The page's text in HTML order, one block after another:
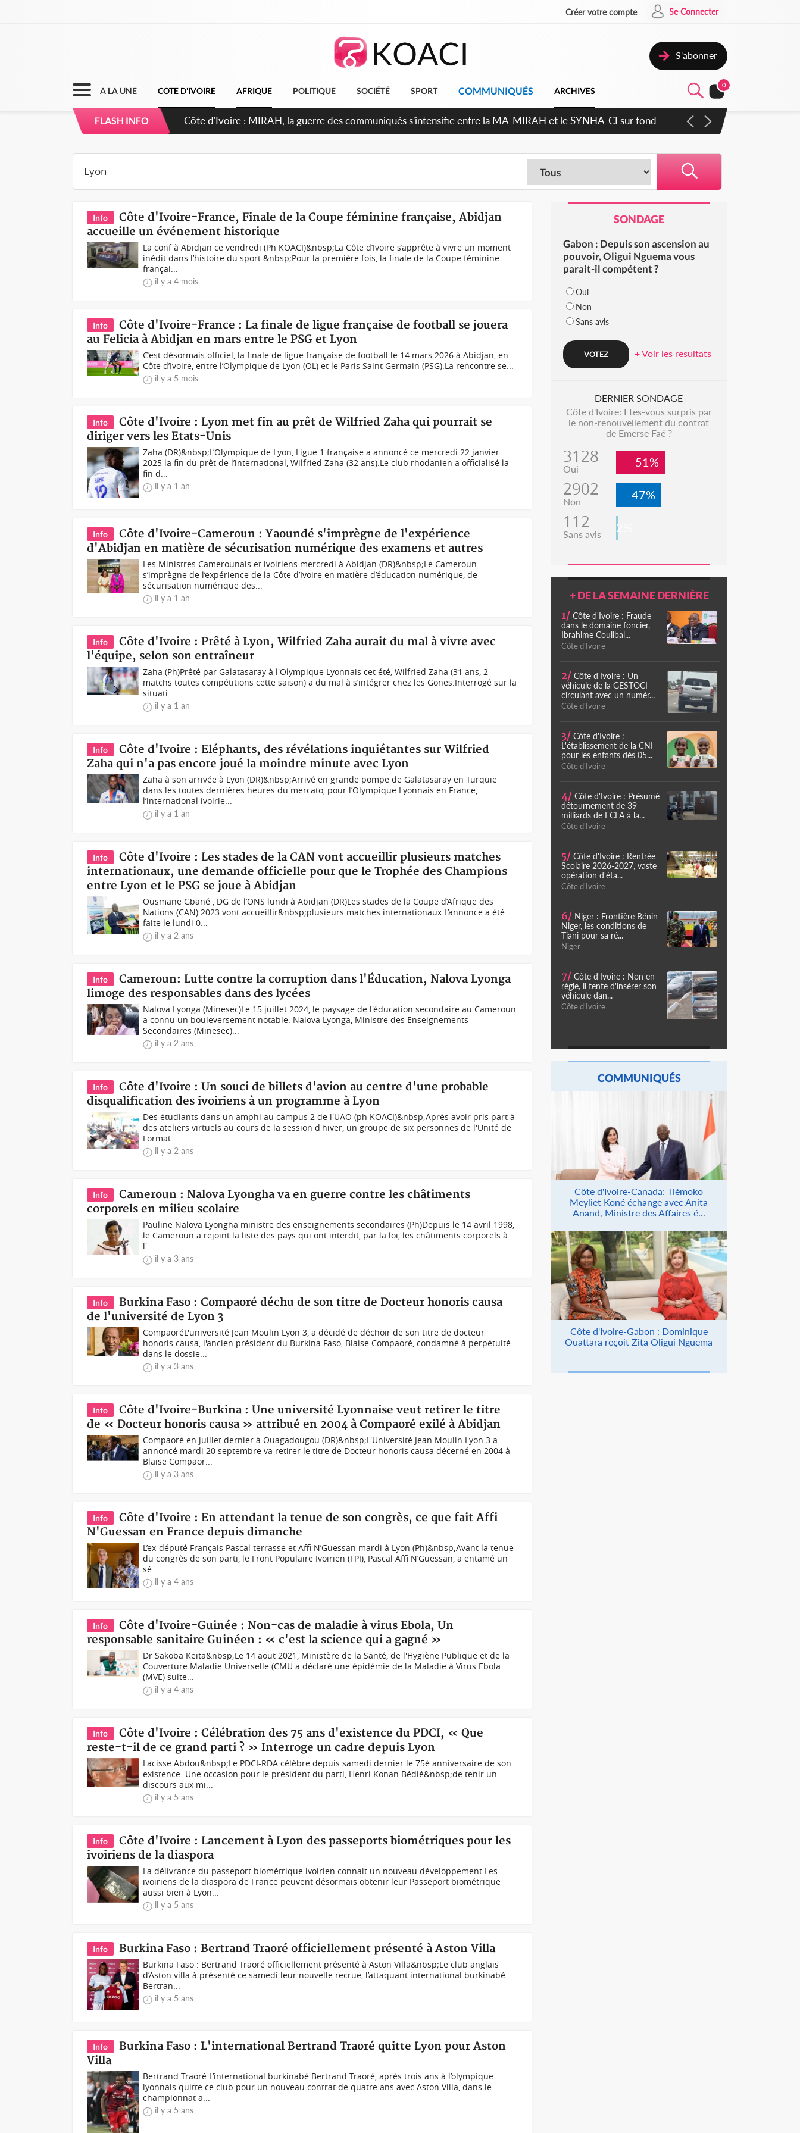
Créer votre compte Se Connecter
S'abonner
A LA UNE COTE D'IVOIRE AFRIQUE POLITIQUE SOCIÉTÉ SPORT COMMUNIQUÉS ARCHIVES
0
FLASH INFO Côte d'Ivoire : Indépendance 2026, Thiam plaide pour un environnement démocratique plus apaisé
Info
Côte d'Ivoire-France, Finale de la Coupe féminine française, Abidjan
accueille un événement historique
La conf à Abidjan ce vendredi (Ph KOACI)&nbsp;La Côte d’Ivoire s’apprête à vivre un moment
inédit dans l’histoire du sport.&nbsp;Pour la première fois, la finale de la Coupe féminine
françai...
il y a 4 mois
Info
Côte d'Ivoire-France : La finale de ligue française de football se jouera
au Felicia à Abidjan en mars entre le PSG et Lyon
C’est désormais officiel, la finale de ligue française de football le 14 mars 2026 à Abidjan, en
Côte d’Ivoire, entre l’Olympique de Lyon (OL) et le Paris Saint Germain (PSG).La rencontre se...
il y a 5 mois
Info
Côte d'Ivoire : Lyon met fin au prêt de Wilfried Zaha qui pourrait se
diriger vers les Etats-Unis
Zaha (DR)&nbsp;L’Olympique de Lyon, Ligue 1 française a annoncé ce mercredi 22 janvier
2025 la fin du prêt de l’international, Wilfried Zaha (32 ans).Le club rhodanien a officialisé la
fin d...
il y a 1 an
Info
Côte d'Ivoire-Cameroun : Yaoundé s'imprègne de l'expérience
d'Abidjan en matière de sécurisation numérique des examens et autres
Les Ministres Camerounais et ivoiriens mercredi à Abidjan (DR)&nbsp;Le Cameroun
s’imprègne de l’expérience de la Côte d’Ivoire en matière d’éducation numérique, de
sécurisation numérique des...
il y a 1 an
Info
Côte d'Ivoire : Prêté à Lyon, Wilfried Zaha aurait du mal à vivre avec
l'équipe, selon son entraîneur
Zaha (Ph)Prêté par Galatasaray à l'Olympique Lyonnais cet été, Wilfried Zaha (31 ans, 2
matchs toutes compétitions cette saison) a du mal à s’intégrer chez les Gones.Interrogé sur la
situati...
il y a 1 an
Info
Côte d'Ivoire : Eléphants, des révélations inquiétantes sur Wilfried
Zaha qui n'a pas encore joué la moindre minute avec Lyon
Zaha à son arrivée à Lyon (DR)&nbsp;Arrivé en grande pompe de Galatasaray en Turquie
dans les toutes dernières heures du mercato, pour l’Olympique Lyonnais en France,
l’international ivoirie...
il y a 1 an
Info
Côte d'Ivoire : Les stades de la CAN vont accueillir plusieurs matches
internationaux, une demande officielle pour que le Trophée des Champions
entre Lyon et le PSG se joue à Abidjan
Ousmane Gbané , DG de l’ONS lundi à Abidjan (DR)Les stades de la Coupe d’Afrique des
Nations (CAN) 2023 vont accueillir&nbsp;plusieurs matches internationaux.L’annonce a été
faite le lundi 0...
il y a 2 ans
Info
Cameroun: Lutte contre la corruption dans l'Éducation, Nalova Lyonga
limoge des responsables dans des lycées
Nalova Lyonga (Minesec)Le 15 juillet 2024, le paysage de l'éducation secondaire au Cameroun
a connu un bouleversement notable. Nalova Lyonga, Ministre des Enseignements
Secondaires (Minesec)...
il y a 2 ans
Info
Côte d'Ivoire : Un souci de billets d'avion au centre d'une probable
disqualification des ivoiriens à un programme à Lyon
Des étudiants dans un amphi au campus 2 de l'UAO (ph KOACI)&nbsp;Après avoir pris part à
des ateliers virtuels au cours de la session d'hiver, un groupe de six personnes de l'Unité de
Format...
il y a 2 ans
Info
Cameroun : Nalova Lyongha va en guerre contre les châtiments
corporels en milieu scolaire
Pauline Nalova Lyongha ministre des enseignements secondaires (Ph)Depuis le 14 avril 1998,
le Cameroun a rejoint la liste des pays qui ont interdit, par la loi, les châtiments corporels à
l'...
il y a 3 ans
Info
Burkina Faso : Compaoré déchu de son titre de Docteur honoris causa
de l'université de Lyon 3
Compaoré L'université Jean Moulin Lyon 3, a décidé de déchoir de son titre de docteur
honoris causa, l'ancien président du Burkina Faso, Blaise Compaoré, condamné à perpétuité
dans le dossie...
il y a 3 ans
Info
Côte d'Ivoire-Burkina : Une université Lyonnaise veut retirer le titre
de « Docteur honoris causa » attribué en 2004 à Compaoré exilé à Abidjan
Compaoré en juillet dernier à Ouagadougou (DR)&nbsp;L'Université Jean Moulin Lyon 3 a
annoncé mardi 20 septembre va retirer le titre de Docteur honoris causa décerné en 2004 à
Blaise Compaor...
il y a 3 ans
Info
Côte d'Ivoire : En attendant la tenue de son congrès, ce que fait Affi
N'Guessan en France depuis dimanche
L’ex-député Français Pascal terrasse et Affi N’Guessan mardi à Lyon (Ph)&nbsp;Avant la tenue
du congrès de son parti, le Front Populaire Ivoirien (FPI), Pascal Affi N’Guessan, a entamé un
sé...
il y a 4 ans
Info
Côte d'Ivoire-Guinée : Non-cas de maladie à virus Ebola, Un
responsable sanitaire Guinéen : « c'est la science qui a gagné »
Dr Sakoba Keita&nbsp;Le 14 aout 2021, Ministère de la Santé, de l'Hygiène Publique et de la
Couverture Maladie Universelle (CMU a déclaré une épidémie de la Maladie à Virus Ebola
(MVE) suite...
il y a 4 ans
Info
Côte d'Ivoire : Célébration des 75 ans d'existence du PDCI, « Que
reste-t-il de ce grand parti ? » Interroge un cadre depuis Lyon
Lacisse Abdou&nbsp;Le PDCI-RDA célèbre depuis samedi dernier le 75è anniversaire de son
existence. Une occasion pour le président du parti, Henri Konan Bédié&nbsp;de tenir un
discours aux mi...
il y a 5 ans
Info
Côte d'Ivoire : Lancement à Lyon des passeports biométriques pour les
ivoiriens de la diaspora
La délivrance du passeport biométrique ivoirien connait un nouveau développement.Les
ivoiriens de la diaspora de France peuvent désormais obtenir leur Passeport biométrique
aussi bien à Lyon...
il y a 5 ans
Info Burkina Faso : Bertrand Traoré officiellement présenté à Aston Villa
Burkina Faso : Bertrand Traoré officiellement présenté à Aston Villa&nbsp;Le club anglais
d’Aston villa à présenté ce samedi leur nouvelle recrue, l’attaquant international burkinabé
Bertran...
il y a 5 ans
Info
Burkina Faso : L'international Bertrand Traoré quitte Lyon pour Aston
Villa
Bertrand Traoré L’international burkinabé Bertrand Traoré, après trois ans à l’olympique
lyonnais quitte ce club pour un nouveau contrat de quatre ans avec Aston Villa, dans le
championnat a...
il y a 5 ans
SONDAGE
Gabon : Depuis son ascension au
pouvoir, Oligui Nguema vous
parait-il compétent ?
Oui
Non
Sans avis
+ Voir les resultats
DERNIER SONDAGE
Côte d'Ivoire: Etes-vous surpris par
le non-renouvellement du contrat
de Emerse Faé ?
3128
Oui 51%
2902
Non 47%
112
Sans avis 2%
+ DE LA SEMAINE DERNIÈRE
1/ Côte d'Ivoire : Fraude
dans le domaine foncier,
Ibrahime Coulibal...
Côte d'Ivoire
2/ Côte d'Ivoire : Un
véhicule de la GESTOCI
circulant avec un numér...
Côte d'Ivoire
3/ Côte d'Ivoire :
L'établissement de la CNI
pour les enfants dès 05...
Côte d'Ivoire
4/ Côte d'Ivoire : Présumé
détournement de 39
milliards de FCFA à la...
Côte d'Ivoire
5/ Côte d'Ivoire : Rentrée
Scolaire 2026-2027, vaste
opération d'éta...
Côte d'Ivoire
6/ Niger : Frontière Bénin-
Niger, les conditions de
Tiani pour sa ré...
Niger
7/ Côte d'Ivoire : Non en
règle, il tente d'insérer son
véhicule dan...
Côte d'Ivoire
COMMUNIQUÉS
Côte d'Ivoire-Canada: Tiémoko
Meyliet Koné échange avec Anita
Anand, Ministre des Affaires é...
Côte d'Ivoire-Gabon : Dominique
Ouattara reçoit Zita Oligui Nguema